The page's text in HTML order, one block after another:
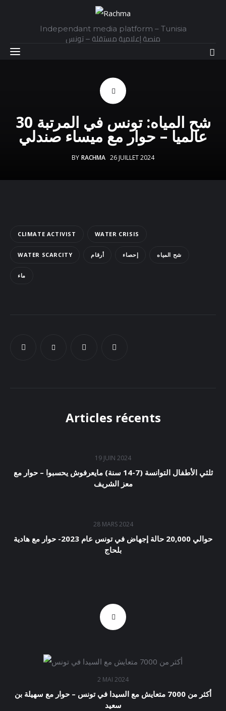
Independant media platform – Tunisia
منصة إعلامية مستقلة – تونس
Daily
Explainer
Sounds
شح المياه: تونس في المرتبة 30
عالميا – حوار مع ميساء صندلي
BY RACHMA 26 JUILLET 2024
CLIMATE ACTIVIST WATER CRISIS
WATER SCARCITY أرقام إحصاء شح المياه
ماء
Articles récents
19 JUIN 2024
ثلثي الأطفال التوانسة (7-14 سنة) مايعرفوش يحسبوا – حوار مع
معز الشريف
28 MARS 2024
حوالي 20,000 حالة إجهاض في تونس عام 2023- حوار مع هادية
بلحاج
2 MAI 2024
أكثر من 7000 متعايش مع السيدا في تونس – حوار مع سهيلة بن
سعيد